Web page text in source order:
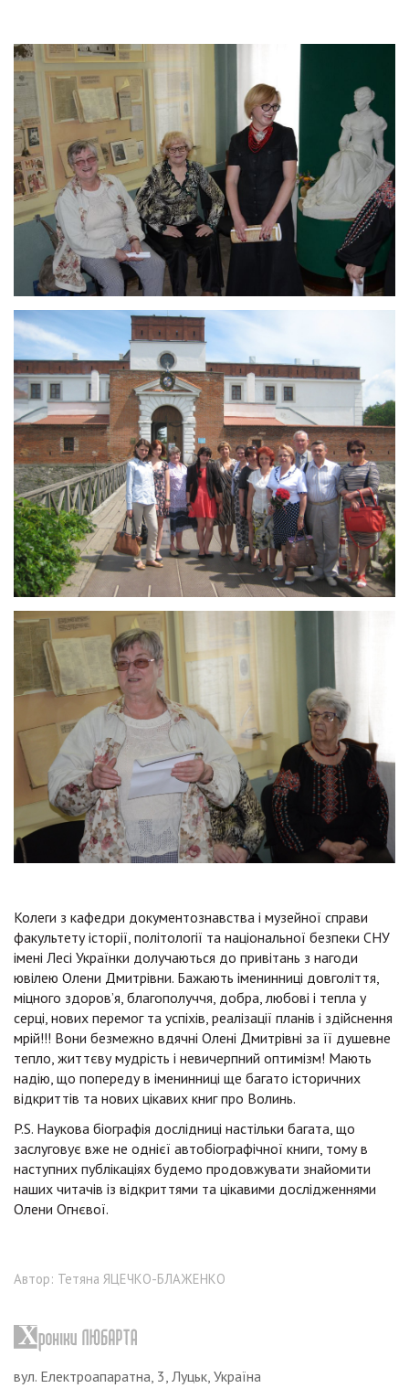
Колеги з кафедри документознавства і музейної справи
факультету історії, політології та національної безпеки СНУ
імені Лесі Українки долучаються до привітань з нагоди
ювілею Олени Дмитрівни. Бажають іменинниці довголіття,
міцного здоров’я, благополуччя, добра, любові і тепла у
серці, нових перемог та успіхів, реалізації планів і здійснення
мрій!!! Вони безмежно вдячні Олені Дмитрівні за її душевне
тепло, життєву мудрість і невичерпний оптимізм! Мають
надію, що попереду в іменинниці ще багато історичних
відкриттів та нових цікавих книг про Волинь.
P.S. Наукова біографія дослідниці настільки багата, що
заслуговує вже не однієї автобіографічної книги, тому в
наступних публікаціях будемо продовжувати знайомити
наших читачів із відкриттями та цікавими дослідженнями
Олени Огнєвої.
Автор: Тетяна ЯЦЕЧКО-БЛАЖЕНКО
вул. Електроапаратна, 3, Луцьк, Україна